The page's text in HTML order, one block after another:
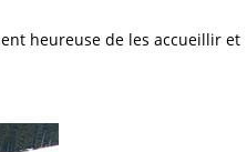
heureuse de les accueillir et